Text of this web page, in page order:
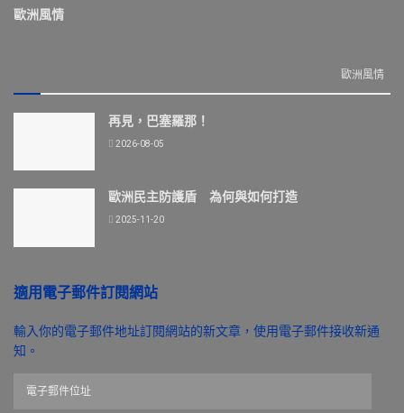
歐洲風情
歐洲風情
再見，巴塞羅那！
2026-08-05
歐洲民主防護盾 為何與如何打造
2025-11-20
適用電子郵件訂閱網站
輸入你的電子郵件地址訂閱網站的新文章，使用電子郵件接收新通
知。